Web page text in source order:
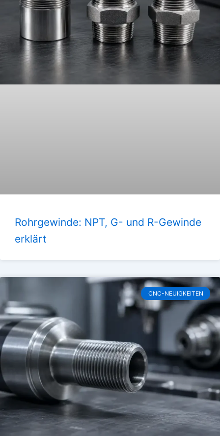
Rohrgewinde: NPT, G- und R-Gewinde
erklärt
CNC-NEUIGKEITEN